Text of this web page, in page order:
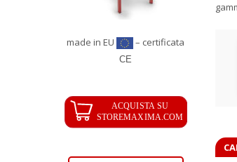
made in EU – certificata
CE